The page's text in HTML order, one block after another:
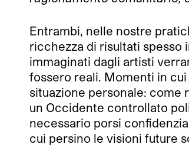
Entrambi, nelle nostre
ricchezza di risultati spesso
immaginati dagli artisti
fossero reali. Momenti in
situazione personale: come
un Occidente controllato
necessario porsi
cui persino le visioni future